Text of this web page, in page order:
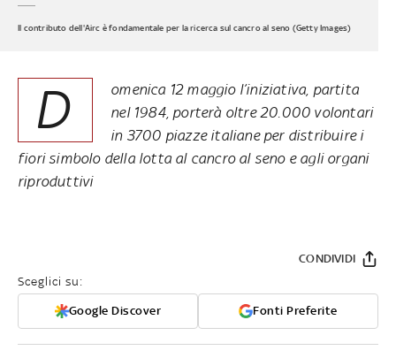
Il contributo dell'Airc è fondamentale per la ricerca sul cancro al seno (Getty Images)
D
omenica 12 maggio l’iniziativa, partita
nel 1984, porterà oltre 20.000 volontari
in 3700 piazze italiane per distribuire i
fiori simbolo della lotta al cancro al seno e agli organi
riproduttivi
Sceglici su:
Google Discover Fonti Preferite
CONDIVIDI